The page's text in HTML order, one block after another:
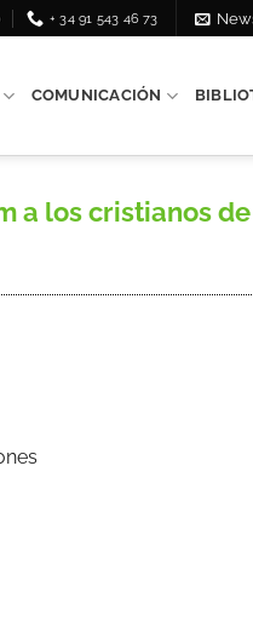
+ 34 91 543 46 73
COMUNICACIÓN
a los cristianos